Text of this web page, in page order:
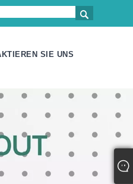

SIE UNS